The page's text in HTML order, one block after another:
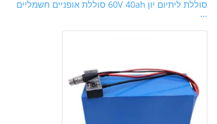
סוללת ליתיום יון 60V 40ah סוללת אופניים חשמליים
...